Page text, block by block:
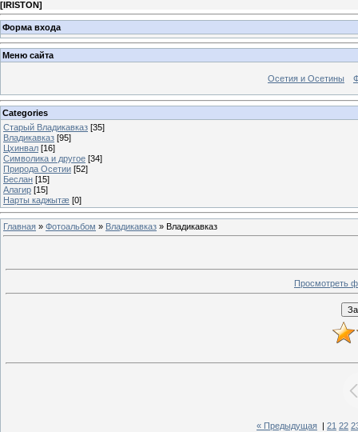
[IRISTON]
Форма входа
Меню сайта
Осетия и Осетины
Categories
Старый Владикавказ [35]
Владикавказ [95]
Цхинвал [16]
Символика и другое [34]
Природа Осетии [52]
Беслан [15]
Алагир [15]
Нарты каджытæ [0]
Главная » Фотоальбом » Владикавказ » Владикавказ
Просмотреть
« Предыдущая 21 22